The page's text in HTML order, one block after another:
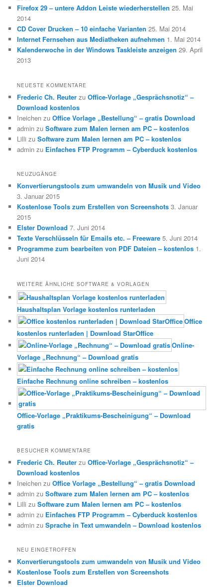
Firefox 29 – untere Addon Leiste wiederherstellen 25. Mai
2014
CD Cover Drucken – 10 einfache Varianten 25. Mai 2014
Internet Fernsehen aus Mediatheken aufnehmen 1. Mai 2014
Kalenderwoche in der Windows Taskleiste anzeigen 29. April
2013
NEUESTE KOMMENTARE
Frederic Ch. Reuter zuOffice-Vorlage „Gesprächsnotiz“ –
Download kostenlos
Ineichen zuOffice Vorlage „Bestellung“ – gratis Download
admin zuSoftware zum Malen lernen am PC – kostenlos
Lilli zuSoftware zum Malen lernen am PC – kostenlos
admin zu Einfaches FTP Programm – Cyberduck kostenlos
NEUZUGÄNGE
Konvertierungstools zum umwandeln von Musik und Video
3. Januar 2015
Kostenlose Tools zum Erstellen von Screenshots 3. Januar
2015
Elster Download 7. Juni 2014
Texte Verschlüsseln für Emails etc. – Freeware 5. Juni 2014
Programme zum bearbeiten von PDF Dateien – kostenlos 1.
Juni 2014
WEITERE ÄHNLICHE SOFTWARE & VORLAGEN
Haushaltsplan Vorlage kostenlos runterladen
Office
kostenlos runterladen | Download StarOffice
Online-
Vorlage „Rechnung“ – Download gratis
Einfache Rechnung online schreiben – kostenlos
Office-Vorlage „Praktikums-Bescheinigung“ – Download
gratis
BESUCHER KOMMENTARE
Frederic Ch. Reuter zuOffice-Vorlage „Gesprächsnotiz“ –
Download kostenlos
Ineichen zuOffice Vorlage „Bestellung“ – gratis Download
admin zuSoftware zum Malen lernen am PC – kostenlos
Lilli zuSoftware zum Malen lernen am PC – kostenlos
admin zu Einfaches FTP Programm – Cyberduck kostenlos
admin zuSprache in Text umwandeln – Download kostenlos
NEU EINGETROFFEN
Konvertierungstools zum umwandeln von Musik und Video
Kostenlose Tools zum Erstellen von Screenshots
Elster Download